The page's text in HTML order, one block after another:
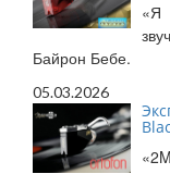
«Я
Байрон Бебе.
05.03.2026